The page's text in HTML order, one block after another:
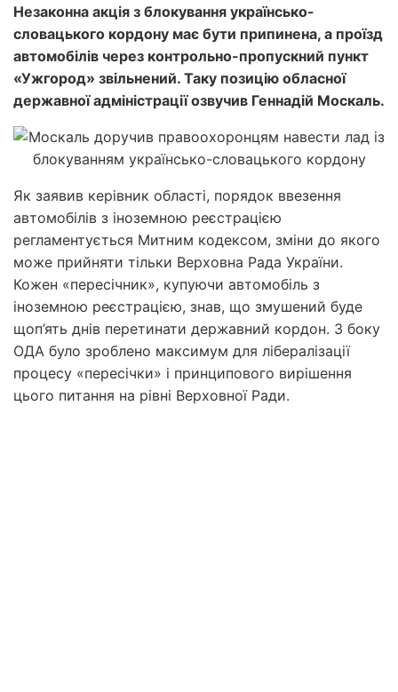
Незаконна акція з блокування українсько-
словацького кордону має бути припинена, а проїзд
автомобілів через контрольно-пропускний пункт
«Ужгород» звільнений. Таку позицію обласної
державної адміністрації озвучив Геннадій Москаль.
Як заявив керівник області, порядок ввезення
автомобілів з іноземною реєстрацією
регламентується Митним кодексом, зміни до якого
може прийняти тільки Верховна Рада України.
Кожен «пересічник», купуючи автомобіль з
іноземною реєстрацією, знав, що змушений буде
щоп’ять днів перетинати державний кордон. З боку
ОДА було зроблено максимум для лібералізації
процесу «пересічки» і принципового вирішення
цього питання на рівні Верховної Ради.